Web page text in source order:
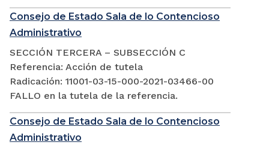
Consejo de Estado Sala de lo Contencioso
Administrativo
SECCIÓN TERCERA – SUBSECCIÓN C
Referencia: Acción de tutela
Radicación: 11001-03-15-000-2021-03466-00
FALLO en la tutela de la referencia.
Consejo de Estado Sala de lo Contencioso
Administrativo